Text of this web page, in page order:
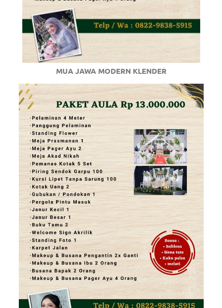
MUA JAWA MODERN KLENDER